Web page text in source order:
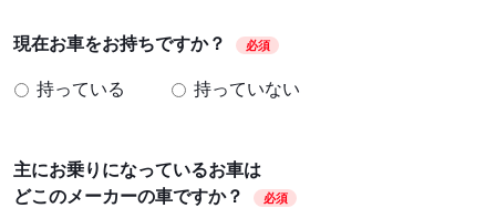
現在お車をお持ちですか？ 必須
持っている 持っていない
主にお乗りになっているお車は
どこのメーカーの車ですか？
必須